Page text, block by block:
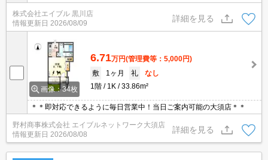
ルームクリーニング料金40,700円。インターネット無料。庭付き。
全戸角部屋。宅配ボックスあり。全戸南向き。小型犬・猫計1匹ま
で飼育可。
株式会社エイブル 黒川店
情報更新日 2026/08/09
詳細を見る
画像：34枚
6.71万円(管理費等：5,000円)
敷
1ヶ月 礼
なし
1階
1K 33.86m²
＊＊即対応できるように毎日営業中！当日ご案内可能の大須店＊＊
野村商事株式会社 エイブルネットワーク大須店
情報更新日 2026/08/08
詳細を見る